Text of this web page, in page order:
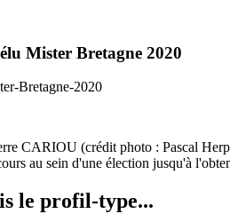
Mister Bretagne 2020
CARIOU (crédit photo : Pascal
au sein d'une élection jusqu'à
le profil-type...